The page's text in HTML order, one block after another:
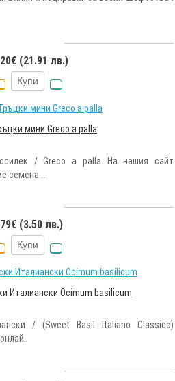
(21.91 лв.)
Купи
мини Greco a palla
/ Greco a palla На нашия сайт
семена ..
(3.50 лв.)
Купи
Италиански Ocimum basilicum
/ (Sweet Basil Italiano Classico)